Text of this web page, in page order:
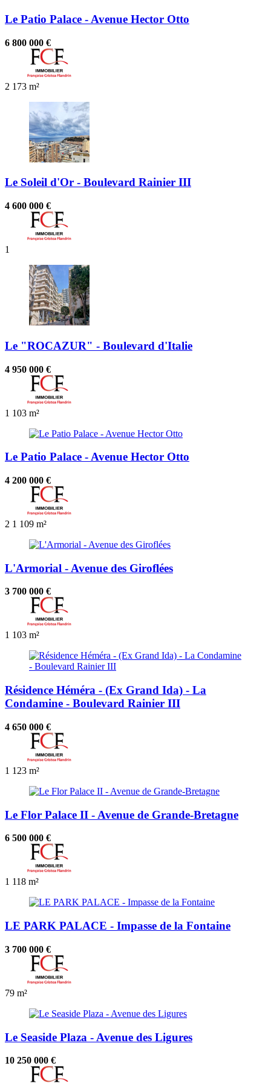
Le Patio Palace - Avenue Hector Otto
6 800 000 €
2 173 m²
Le Soleil d'Or - Boulevard Rainier III
4 600 000 €
1
Le "ROCAZUR" - Boulevard d'Italie
4 950 000 €
1 103 m²
Le Patio Palace - Avenue Hector Otto
4 200 000 €
2 1 109 m²
L'Armorial - Avenue des Giroflées
3 700 000 €
1 103 m²
Résidence Héméra - (Ex Grand Ida) - La
Condamine - Boulevard Rainier III
4 650 000 €
1 123 m²
Le Flor Palace II - Avenue de Grande-Bretagne
6 500 000 €
1 118 m²
LE PARK PALACE - Impasse de la Fontaine
3 700 000 €
79 m²
Le Seaside Plaza - Avenue des Ligures
10 250 000 €